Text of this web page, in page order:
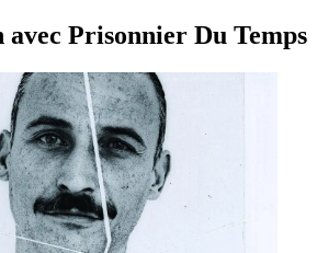
Prisonnier Du Temps